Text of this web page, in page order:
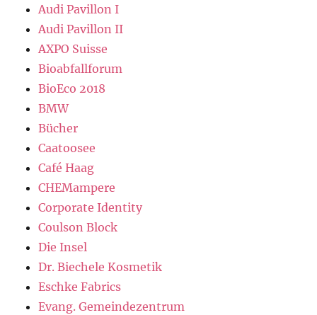
Audi Pavillon I
Audi Pavillon II
AXPO Suisse
Bioabfallforum
BioEco 2018
BMW
Bücher
Caatoosee
Café Haag
CHEMampere
Corporate Identity
Coulson Block
Die Insel
Dr. Biechele Kosmetik
Eschke Fabrics
Evang. Gemeindezentrum